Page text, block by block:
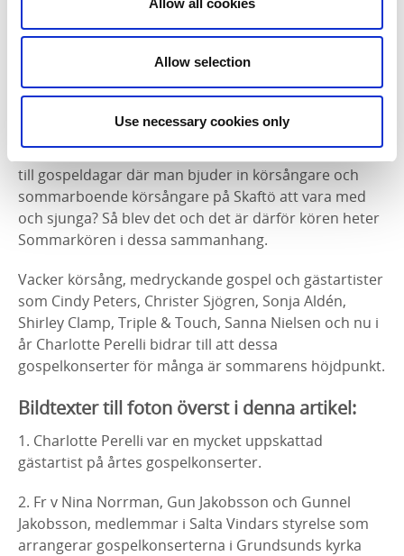
Allow selection
Use necessary cookies only
Nina Norrman berättar att upprinnelsen till dessa
populära sommarkonserter var att hon som kantor i
Skaftö församling blev kontaktad av Anki & Magnus
Spångberg med en förfrågan om det fanns intresse av
Gospel. Nina svarade att det är klart det fanns
intresse för det, men skulle man inte kunna utöka det
till gospeldagar där man bjuder in körsångare och
sommarboende körsångare på Skaftö att vara med
och sjunga? Så blev det och det är därför kören heter
Sommarkören i dessa sammanhang.
Vacker körsång, medryckande gospel och gästartister
som Cindy Peters, Christer Sjögren, Sonja Aldén,
Shirley Clamp, Triple & Touch, Sanna Nielsen och nu i
år Charlotte Perelli bidrar till att dessa
gospelkonserter för många är sommarens höjdpunkt.
Bildtexter till foton överst i denna artikel:
1. Charlotte Perelli var en mycket uppskattad
gästartist på årtes gospelkonserter.
2. Fr v Nina Norrman, Gun Jakobsson och Gunnel
Jakobsson, medlemmar i Salta Vindars styrelse som
arrangerar gospelkonserterna i Grundsunds kyrka